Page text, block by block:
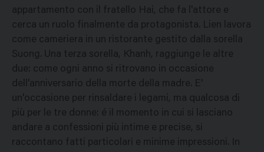
appartamento con il fratello Hai, che fa l'attore e
cerca un ruolo finalmente da protagonista. Lien lavora
come cameriera in un ristorante gestito dalla sorella
Suong. Una terza sorella, Khanh, raggiunge le altre
due: come ogni anno si ritrovano in occasione
dell'anniversario della morte della madre. E'
un'occasione per rinsaldare i legami, ma qualcosa di
più per le tre donne: é il momento in cui si lasciano
andare a confessioni più intime e precise, si
raccontano fatti particolari e minime impressioni. In